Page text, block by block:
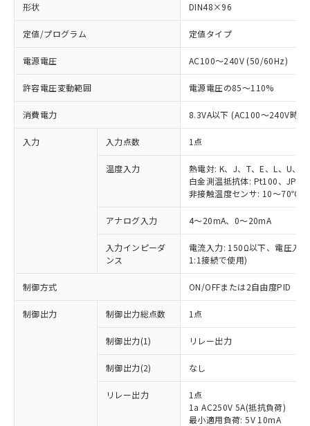
形状 DIN48×96
定値/プログラム 定値タイプ
電源電圧 AC100～240V (50/60Hz)
許容電圧変動範囲 電源電圧の85～110%
消費電力 8.3VA以下 (AC100～240V時)
入力 入力点数 1点
温度入力
熱電対: K、J、T、E、L、U、
白金測温抵抗体: Pt100、
非接触温度センサ: 10～70℃
アナログ入力 4～20mA、0～20mA
入力インピーダ
ンス
電流入力: 150Ω以下、電圧入
1:1接続で使用)
制御方式 ON/OFFまたは2自由度PID（
制御出力 制御出力総点数 1点
制御出力(1) リレー出力
制御出力(2) なし
リレー出力
1点
1a AC250V 5A(抵抗負荷)
最小適用負荷: 5V 10mA